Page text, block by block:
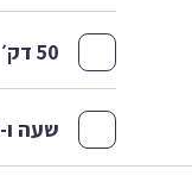
50 דק׳
שעה ו-20 דק׳